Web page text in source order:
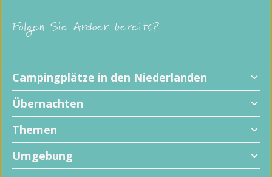
Folgen Sie Ardoer bereits?
Campingplätze in den Niederlanden
Übernachten
Themen
Umgebung